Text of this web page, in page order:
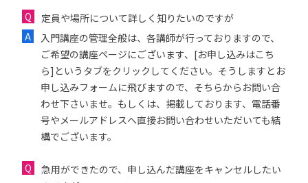
定員や場所について詳しく知りたいのですが
入門講座の管理全般は、各講師が行っておりますので、
ご希望の講座ページにございます、[お申し込みはこち
ら]というタブをクリックしてください。そうしますとお
申し込みフォームに飛びますので、そちらからお問い合
わせ下さいませ。もしくは、掲載しております、電話番
号やメールアドレスへ直接お問い合わせいただいても結
構でございます。
急用ができたので、申し込んだ講座をキャンセルしたい